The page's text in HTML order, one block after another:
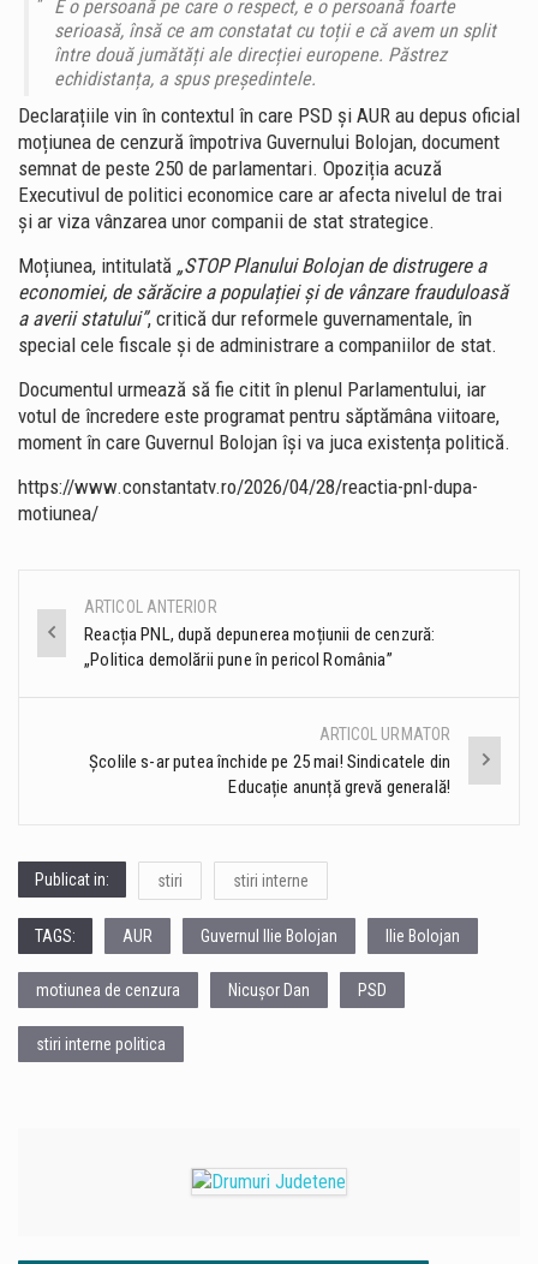
E o persoană pe care o respect, e o persoană foarte
serioasă, însă ce am constatat cu toții e că avem un split
între două jumătăți ale direcției europene. Păstrez
echidistanța, a spus președintele.
Declarațiile vin în contextul în care PSD și AUR au depus oficial
moțiunea de cenzură împotriva Guvernului Bolojan, document
semnat de peste 250 de parlamentari. Opoziția acuză
Executivul de politici economice care ar afecta nivelul de trai
și ar viza vânzarea unor companii de stat strategice.
Moțiunea, intitulată „STOP Planului Bolojan de distrugere a
economiei, de sărăcire a populației și de vânzare frauduloasă
a averii statului”, critică dur reformele guvernamentale, în
special cele fiscale și de administrare a companiilor de stat.
Documentul urmează să fie citit în plenul Parlamentului, iar
votul de încredere este programat pentru săptămâna viitoare,
moment în care Guvernul Bolojan își va juca existența politică.
https://www.constantatv.ro/2026/04/28/reactia-pnl-dupa-
motiunea/
Post
navigation
ARTICOL ANTERIOR
Reacția PNL, după depunerea moțiunii de cenzură:
„Politica demolării pune în pericol România”
ARTICOL URMATOR
Școlile s-ar putea închide pe 25 mai! Sindicatele din
Educație anunță grevă generală!
Publicat in: stiri stiri interne
TAGS: AUR Guvernul Ilie Bolojan Ilie Bolojan
motiunea de cenzura Nicușor Dan PSD
stiri interne politica